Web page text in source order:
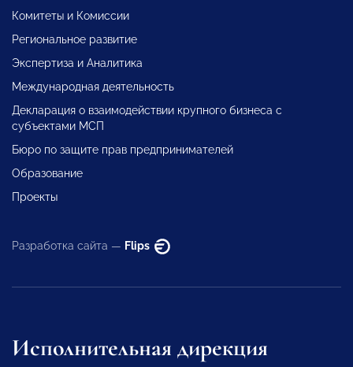
Комитеты и Комиссии
Региональное развитие
Экспертиза и Аналитика
Международная деятельность
Декларация о взаимодействии крупного бизнеса с
субъектами МСП
Бюро по защите прав предпринимателей
Образование
Проекты
Разработка сайта — Flips
Исполнительная дирекция